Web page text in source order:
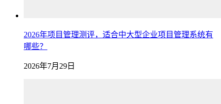
2026年项目管理测评，适合中大型企业项目管理系统有
哪些？
2026年7月29日